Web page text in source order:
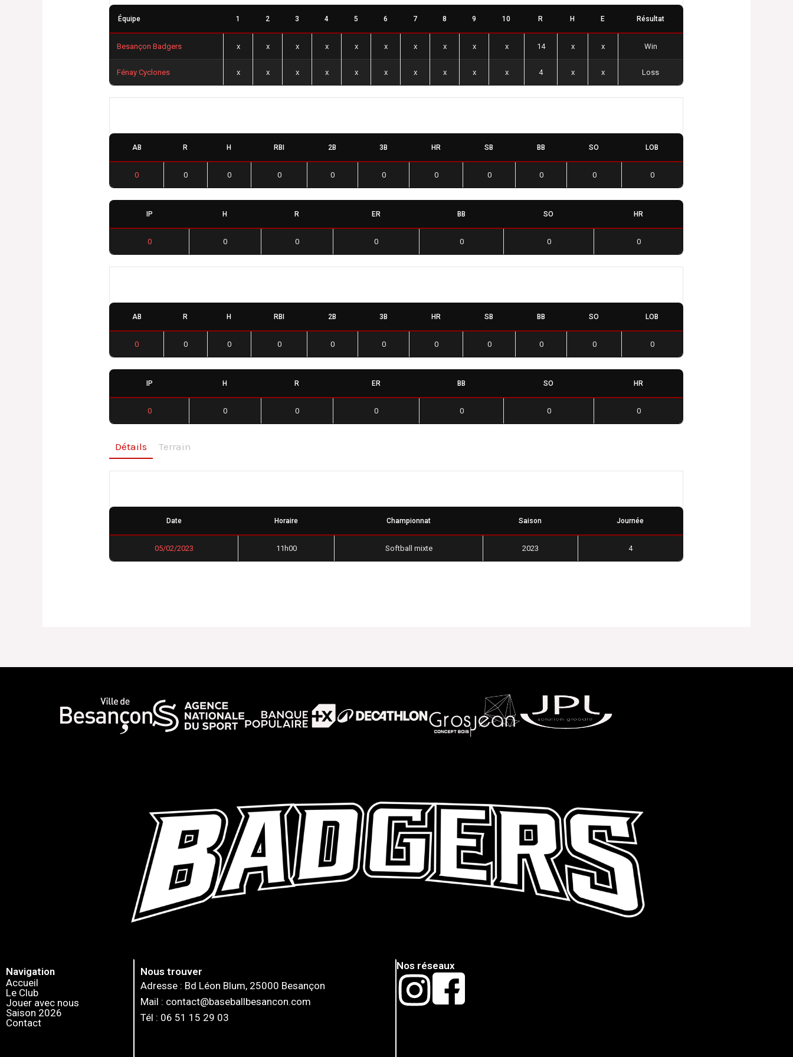
Équipe 1 2 3 4 5 6 7 8 9 10 R H E Résultat
Besançon Badgers x x x x x x x x x x 14 x x Win
Fénay Cyclones x x x x x x x x x x 4 x x Loss
AB R H RBI 2B 3B HR SB BB SO LOB
0 0 0 0 0 0 0 0 0 0 0
IP H R ER BB SO HR
0 0 0 0 0 0 0
AB R H RBI 2B 3B HR SB BB SO LOB
0 0 0 0 0 0 0 0 0 0 0
IP H R ER BB SO HR
0 0 0 0 0 0 0
Détails Terrain
Date Horaire Championnat Saison Journée
05/02/2023 11h00 Softball mixte 2023 4
Navigation
Accueil
Le Club
Jouer avec nous
Saison 2026
Contact
Nous trouver
Adresse : Bd Léon Blum, 25000 Besançon
Mail : contact@baseballbesancon.com
Tél : 06 51 15 29 03
Nos réseaux